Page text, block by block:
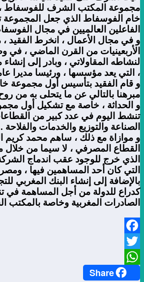
مجموعة المكتب الشرف للفوسفاط
خام الفوسفاط الذي جعل المجموعة
الفاعلين العالميين في مجال
و في مجال الأعمال ، انخرط الفقيد ،
الأربعينيات من القرن الماضي ، في
لنشاطه المقاولاتي ، وبادر إلى
، التي يعد مؤسسها ، ورئيسا مديرا
و قام الفقيد بتأسيس أول مجموعة
مبرهنا بالتالي عن ما يتحلى به من
و الحداثة ، خاصة مع تشكيل أول
تنشط اليوم في عدد كبير من
الصناعة والتوزيع والخدمات والفلاحة .
و موازاة مع ذلك ، ساهم محمد كريم
القطاع المصرفي ، لا سيما من
الذي خرج للوجود عقب اندماج الشركة
التي كان أحد المساهمين فيها ،
بالإضافة إلى إنشاء البنك المغربي
كدراع للدولة من أجل المساهمة في
الصادرات المغربية وخاصة
Facebook
Twitter
WhatsApp
Share